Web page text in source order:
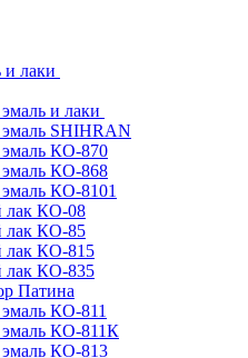
и лаки
и лаки
эмаль SHIHRAN
эмаль КО-870
эмаль КО-868
КО-8101
лак КО-08
лак КО-85
лак КО-815
лак КО-835
Патина
КО-811
эмаль КО-811К
эмаль КО-813